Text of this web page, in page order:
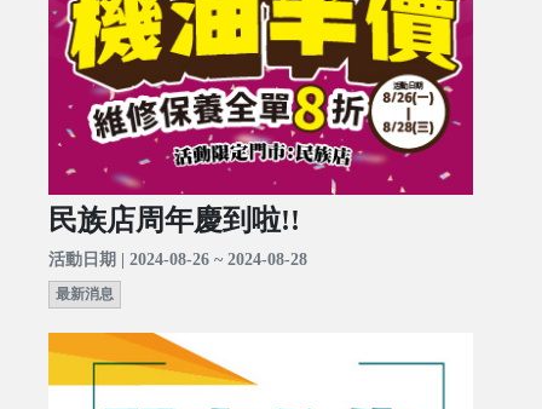
民族店周年慶到啦!!
活動日期 | 2024-08-26 ~ 2024-08-28
最新消息